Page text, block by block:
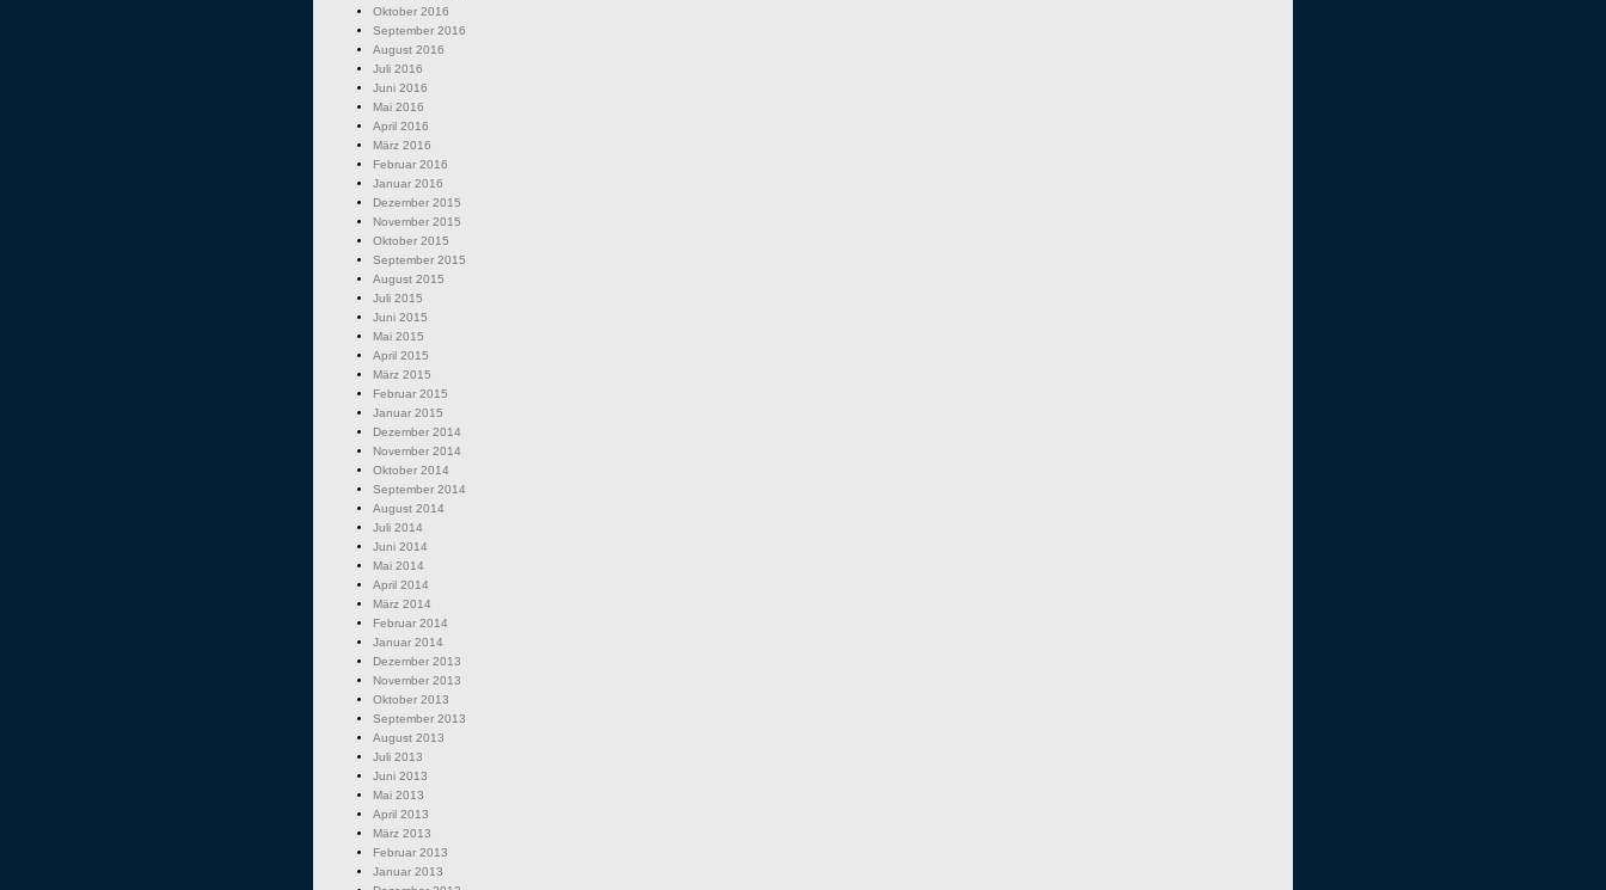
Oktober 2016
September 2016
August 2016
Juli 2016
Juni 2016
Mai 2016
April 2016
März 2016
Februar 2016
Januar 2016
Dezember 2015
November 2015
Oktober 2015
September 2015
August 2015
Juli 2015
Juni 2015
Mai 2015
April 2015
März 2015
Februar 2015
Januar 2015
Dezember 2014
November 2014
Oktober 2014
September 2014
August 2014
Juli 2014
Juni 2014
Mai 2014
April 2014
März 2014
Februar 2014
Januar 2014
Dezember 2013
November 2013
Oktober 2013
September 2013
August 2013
Juli 2013
Juni 2013
Mai 2013
April 2013
März 2013
Februar 2013
Januar 2013